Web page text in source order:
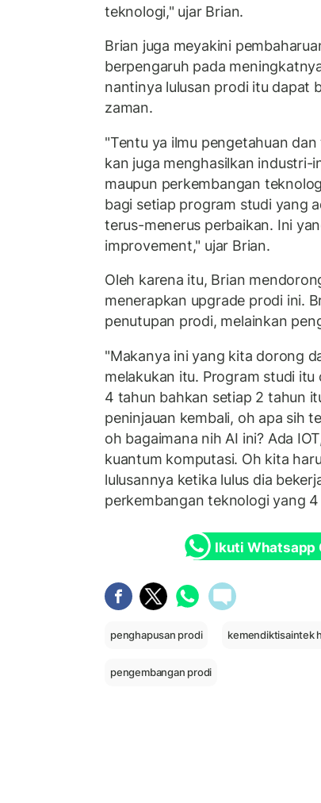
teknologi," ujar Brian.
Brian juga meyakini
berpengaruh pada
nantinya lulusan prodi itu dapat
zaman.
"Tentu ya ilmu pengetahuan
kan juga menghasilkan industri-
maupun perkembangan
bagi setiap program studi yang
terus-menerus perbaikan. Ini
improvement," ujar Brian.
Oleh karena itu, Brian
menerapkan upgrade prodi ini.
penutupan prodi, melainkan
"Makanya ini yang kita dorong
melakukan itu. Program studi
4 tahun bahkan setiap 2 tahun
peninjauan kembali, oh apa sih
oh bagaimana nih AI ini? Ada
kuantum komputasi. Oh kita
lulusannya ketika lulus dia
perkembangan teknologi yang
Ikuti Whatsapp
penghapusan prodi kemendiktisaintek
pengembangan prodi